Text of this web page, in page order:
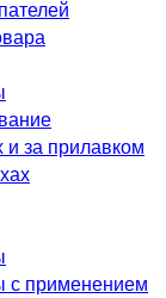
и за прилавком
с применением